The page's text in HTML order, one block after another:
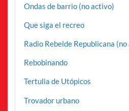
Ondas de barrio (no activo)
Que siga el recreo
Radio Rebelde Republicana
Rebobinando
Tertulia de Utópicos
Trovador urbano